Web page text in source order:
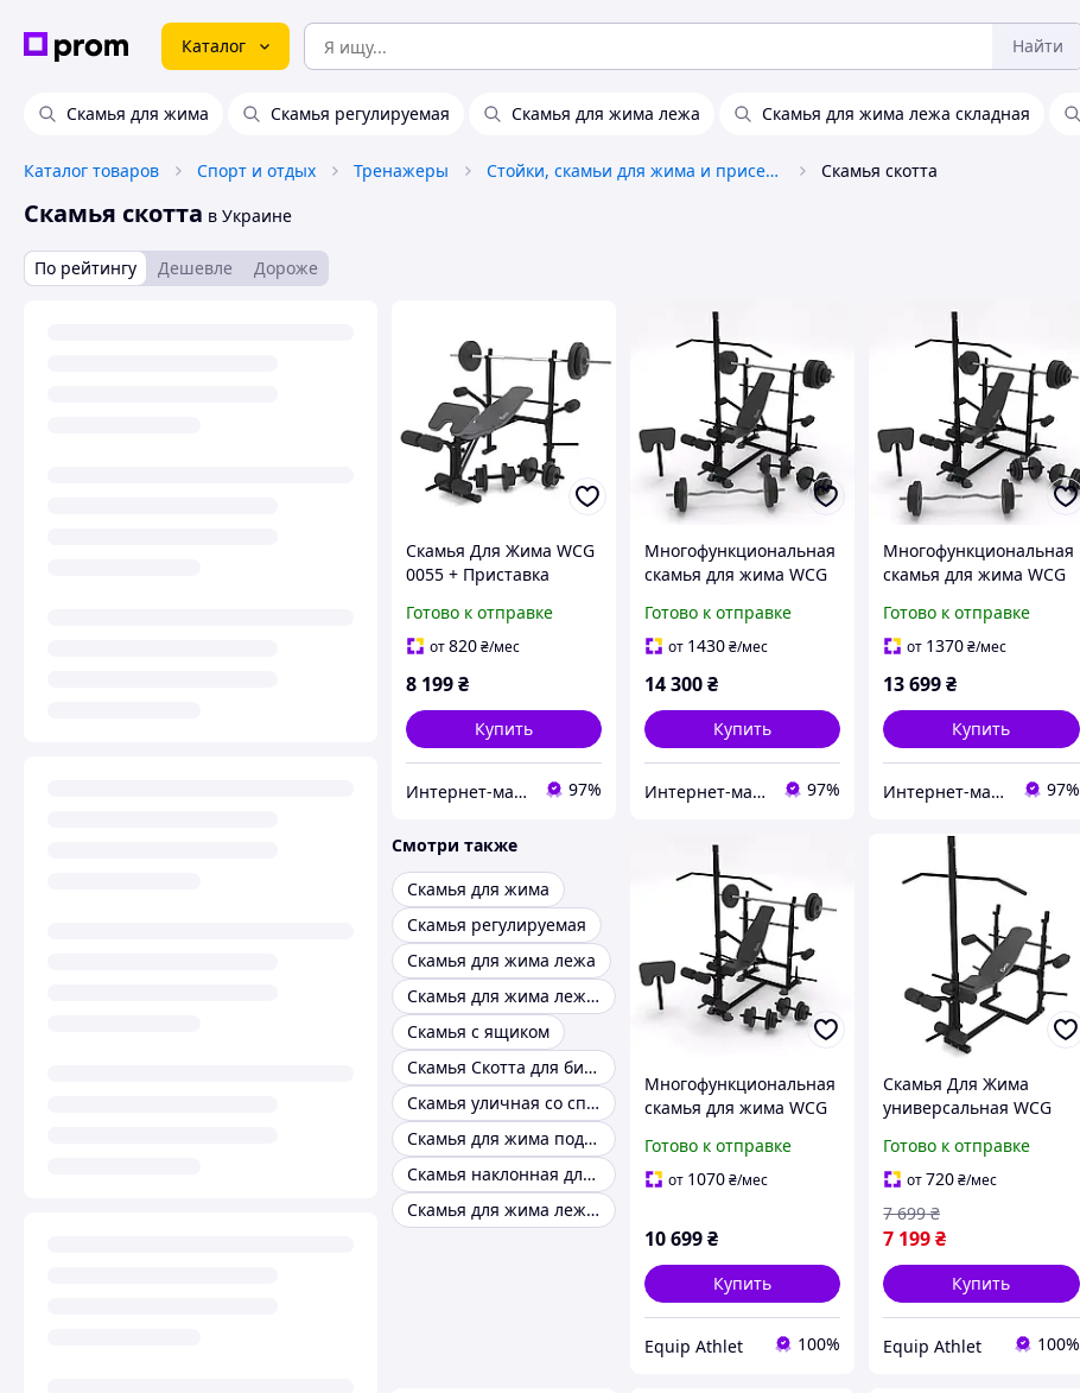
Каталог Найти
Скамья для жима Скамья регулируемая Скамья для жима лежа Скамья для жима лежа складная
Каталог товаров Спорт и отдых Тренажеры Стойки, скамьи для жима и приседаний Скамья скотта
Скамья скотта в Украине
По рейтингу Дешевле Дороже
Скамья Для Жима WCG
0055 + Приставка
Гантели
Готово к отправке
от820₴/мес
8 199₴
Купить
Интернет-магазин "TRENAZHERY" 97%
Многофункциональная
скамья для жима WCG
Приставка скотта
Набор HARD штанга
Готово к отправке
от 1430₴/мес
14 300₴
Купить
Интернет-магазин "TRENAZHERY" 97%
Многофункциональная
скамья для жима WCG
Приставка скотта
Набор HARD штанга
Готово к отправке
от 1370₴/мес
13 699₴
Купить
Интернет-магазин "TRENAZHERY" 97%
Смотри также
Скамья для жима
Скамья регулируемая
Скамья для жима лежа
Скамья для жима лежа складная
Скамья с ящиком
Скамья Скотта для бицепса
Скамья уличная со спинкой
Скамья для жима под углом
Скамья наклонная для жима
Скамья для жима лежа профессиональная
Многофункциональная
скамья для жима WCG
Приставка скотта
Набор HARD штанга 60
Готово к отправке
от 1070₴/мес
10 699₴
Купить
Equip Athlet 100%
Скамья Для Жима
универсальная WCG
Скотта
Готово к отправке
от720₴/мес
7 199₴
7 699 ₴
Купить
Equip Athlet 100%